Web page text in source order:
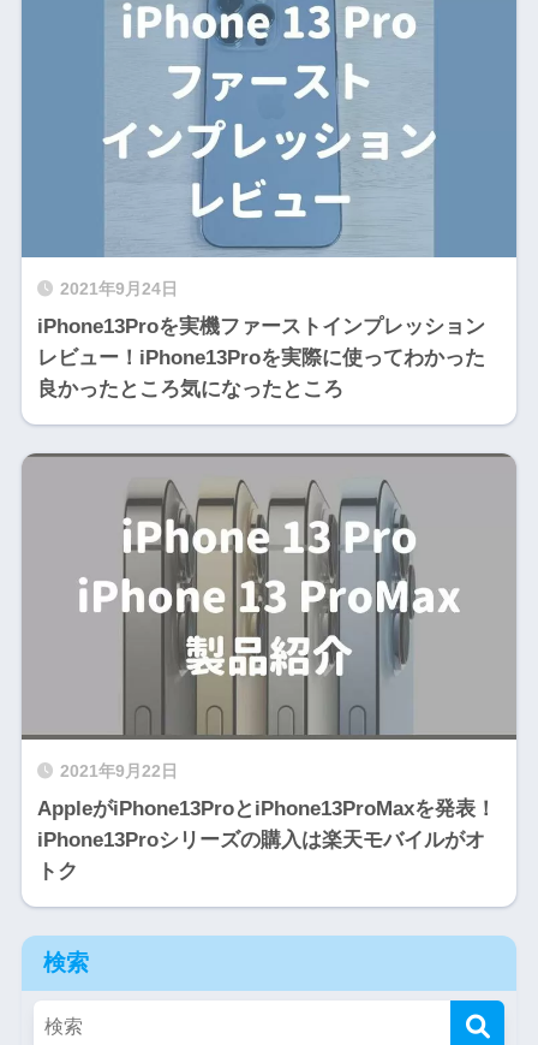
2021年9月24日
iPhone13Proを実機ファーストインプレッション
レビュー！iPhone13Proを実際に使ってわかった
良かったところ気になったところ
2021年9月22日
AppleがiPhone13ProとiPhone13ProMaxを発表！
iPhone13Proシリーズの購入は楽天モバイルがオ
トク
検索